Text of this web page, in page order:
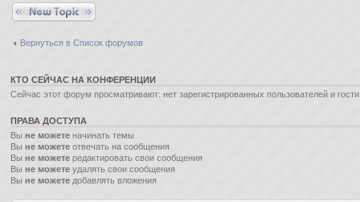
Новая тема
Вернуться в Список форумов
КТО СЕЙЧАС НА КОНФЕРЕНЦИИ
Сейчас этот форум просматривают: нет зарегистрированных пользователей и
ПРАВА ДОСТУПА
Вы не можете начинать темы
Вы не можете отвечать на сообщения
Вы не можете редактировать свои сообщения
Вы не можете удалять свои сообщения
Вы не можете добавлять вложения